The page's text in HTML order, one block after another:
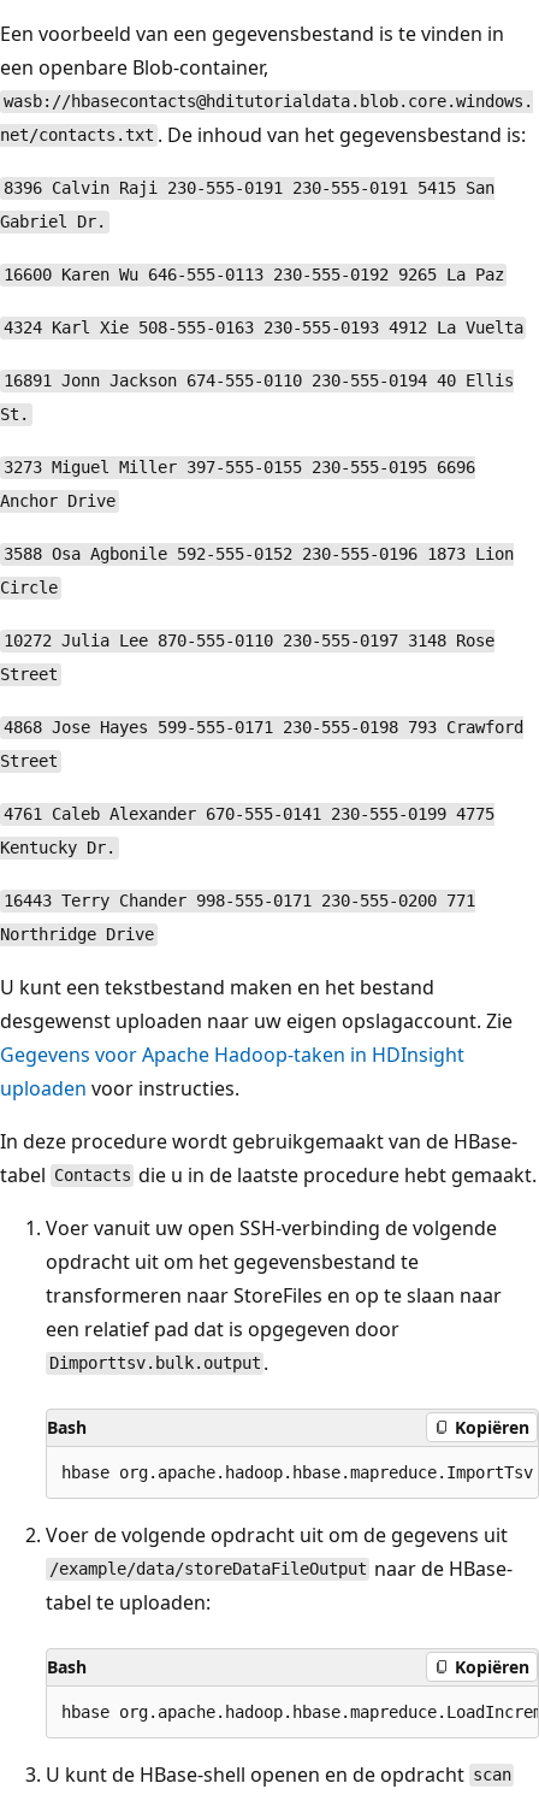
Een voorbeeld van een gegevensbestand is te vinden in
een openbare Blob-container,
wasb://hbasecontacts@hditutorialdata.blob.core.windows.
net/contacts.txt . De inhoud van het gegevensbestand is:
8396 Calvin Raji 230-555-0191 230-555-0191 5415 San
Gabriel Dr.
16600 Karen Wu 646-555-0113 230-555-0192 9265 La Paz
4324 Karl Xie 508-555-0163 230-555-0193 4912 La Vuelta
16891 Jonn Jackson 674-555-0110 230-555-0194 40 Ellis
St.
3273 Miguel Miller 397-555-0155 230-555-0195 6696
Anchor Drive
3588 Osa Agbonile 592-555-0152 230-555-0196 1873 Lion
Circle
10272 Julia Lee 870-555-0110 230-555-0197 3148 Rose
Street
4868 Jose Hayes 599-555-0171 230-555-0198 793 Crawford
Street
4761 Caleb Alexander 670-555-0141 230-555-0199 4775
Kentucky Dr.
16443 Terry Chander 998-555-0171 230-555-0200 771
Northridge Drive
U kunt een tekstbestand maken en het bestand
desgewenst uploaden naar uw eigen opslagaccount. Zie
Gegevens voor Apache Hadoop-taken in HDInsight
uploaden voor instructies.
In deze procedure wordt gebruikgemaakt van de HBase-
tabel Contacts die u in de laatste procedure hebt gemaakt.
Voer vanuit uw open SSH-verbinding de volgende
opdracht uit om het gegevensbestand te
transformeren naar StoreFiles en op te slaan naar
een relatief pad dat is opgegeven door
Dimporttsv.bulk.output .
Bash Kopiëren
Voer de volgende opdracht uit om de gegevens uit
/example/data/storeDataFileOutput naar de HBase-
tabel te uploaden:
Bash Kopiëren
U kunt de HBase-shell openen en de opdracht scan